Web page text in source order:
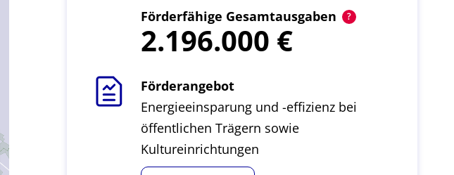
Förderfähige Gesamtausgaben
2.196.000
Förderangebot
Energieeinsparung und -effizienz bei
öffentlichen Trägern sowie
Kultureinrichtungen